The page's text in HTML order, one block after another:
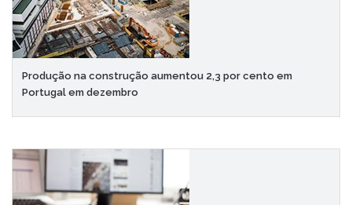
Produção na construção aumentou 2,3 por cento em
Portugal em dezembro